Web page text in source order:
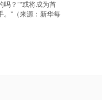
吗？”“或将成为首
。”（来源：新华每